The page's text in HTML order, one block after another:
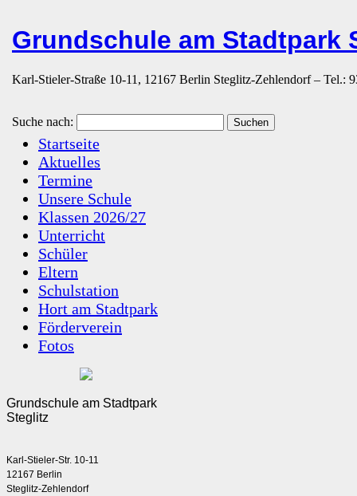
Grundschule am Stadtpark
Karl-Stieler-Straße 10-11, 12167 Berlin Steglitz-Zehlendorf – Tel.:
Suche nach:
Startseite
Aktuelles
Termine
Unsere Schule
Klassen 2026/27
Unterricht
Schüler
Eltern
Schulstation
Hort am Stadtpark
Förderverein
Fotos
Grundschule am Stadtpark
Steglitz
Karl-Stieler-Str. 10-11
12167 Berlin
Steglitz-Zehlendorf